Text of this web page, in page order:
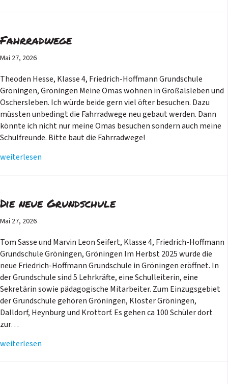
Fahrradwege
Mai 27, 2026
Theoden Hesse, Klasse 4, Friedrich-Hoffmann Grundschule
Gröningen, Gröningen Meine Omas wohnen in Großalsleben und
Oschersleben. Ich würde beide gern viel öfter besuchen. Dazu
müssten unbedingt die Fahrradwege neu gebaut werden. Dann
könnte ich nicht nur meine Omas besuchen sondern auch meine
Schulfreunde. Bitte baut die Fahrradwege!
weiterlesen
Die neue Grundschule
Mai 27, 2026
Tom Sasse und Marvin Leon Seifert, Klasse 4, Friedrich-Hoffmann
Grundschule Gröningen, Gröningen Im Herbst 2025 wurde die
neue Friedrich-Hoffmann Grundschule in Gröningen eröffnet. In
der Grundschule sind 5 Lehrkräfte, eine Schulleiterin, eine
Sekretärin sowie pädagogische Mitarbeiter. Zum Einzugsgebiet
der Grundschule gehören Gröningen, Kloster Gröningen,
Dalldorf, Heynburg und Krottorf. Es gehen ca 100 Schüler dort
zur…
weiterlesen